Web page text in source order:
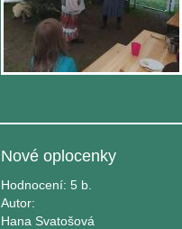
Nové oplocenky
Hodnocení: 5 b.
Autor:
Hana Svatošová